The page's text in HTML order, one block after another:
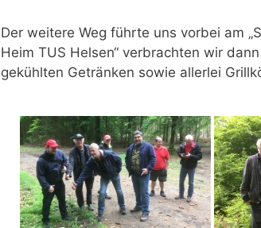
Der weitere Weg führte uns vorbei am
Heim TUS Helsen“ verbrachten wir
gekühlten Getränken sowie allerlei